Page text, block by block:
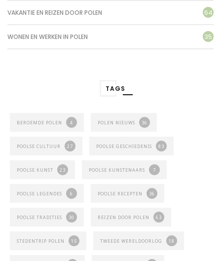
VAKANTIE EN REIZEN DOOR POLEN 64
WONEN EN WERKEN IN POLEN 35
TAGS
BEROEMDE POLEN 4 POLEN NIEUWS 36
POOLSE CULTUUR 27 POOLSE GESCHIEDENIS 83
POOLSE KUNST 23 POOLSE KUNSTENAARS 7
POOLSE LEGENDES 6 POOLSE RECEPTEN 36
POOLSE TRADITIES 30 REIZEN DOOR POLEN 63
STEDENTRIP POLEN 15 TWEEDE WERELDOORLOG 18